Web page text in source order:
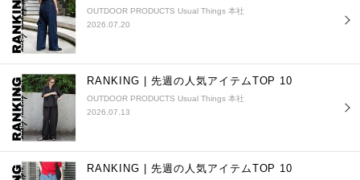
OUTDOOR PRODUCTS Usual Things 本社
2026.07.20
RANKING | 先週の人気アイテムTOP 10
OUTDOOR PRODUCTS Usual Things 本社
2026.07.13
RANKING | 先週の人気アイテムTOP 10